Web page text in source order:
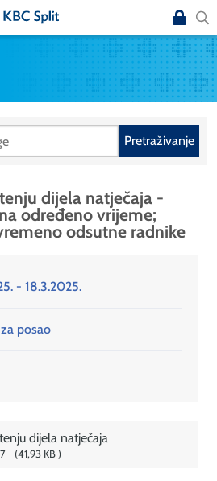
Pretraživanje
dijela natječaja -
na određeno vrijeme;
odsutne radnike
- 18.3.2025.
posao
dijela natječaja
41,93 KB